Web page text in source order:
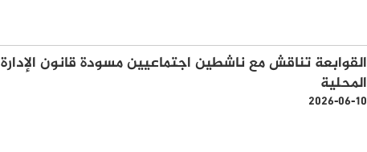
القوابعة تناقش مع ناشطين اجتماعيين مسودة قانون الإدارة
المحلية
2026-06-10